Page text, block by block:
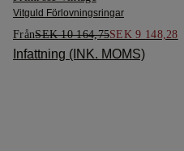
Vitguld Förlovningsringar
FrånSEK 10 164,75SEK 9 148,28
Infattning (INK. MOMS)